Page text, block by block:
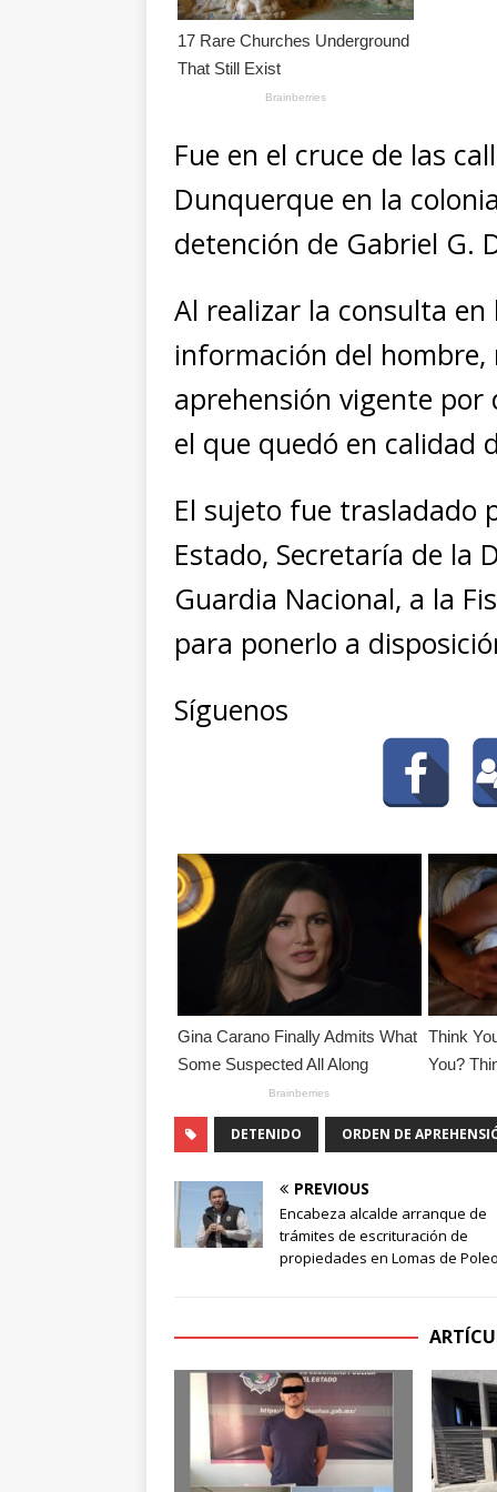
Fue en el cruce de las
Dunquerque en la
detención de Gabriel G.
Al realizar la consulta en
información del
aprehensión vigente
el que quedó en calidad
El sujeto fue trasladado
Estado, Secretaría de la
Guardia Nacional, a la
para ponerlo a
Síguenos
DETENIDO ORDEN DE
PREVIOUS
Encabeza alcalde arranque de
trámites de escrituración de
propiedades en Lomas de Poleo